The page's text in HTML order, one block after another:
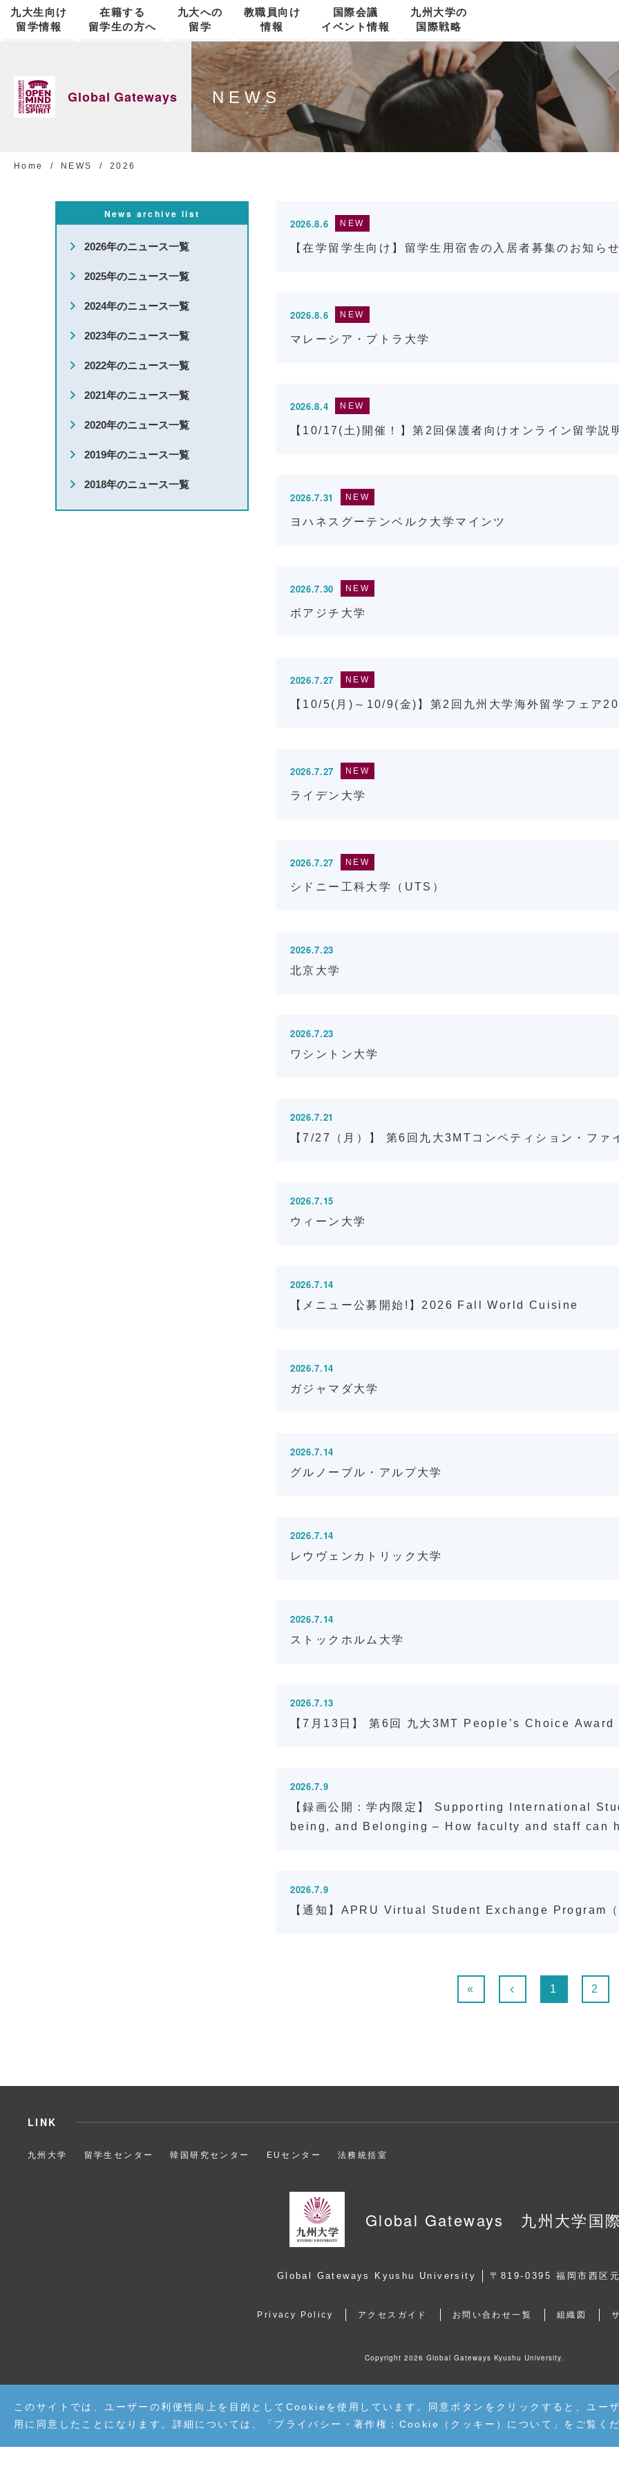
九大生向け
留学情報
留学ガイド・留学フェア
短期留学
危機管理
ジョイント・ディグリープログラム 海外大学院進学
在籍する
留学生の方へ
日本語教育
ビザ・在留資格
就職
学生団体
九大への
留学
学位課程への留学
短期留学
教職員向け
情報
研究資金情報
職員研修
新規採用外国人教員向け総合ガイド
国際会議
イベント情報
Kyushu-Illinois Strategic Partnership
Colloquia Series
SNU-KYUSHU JOINT SYMPOSIUM
VISION EXPO
九州大学の
国際戦略
Senior Management Team
国際協力
文部科学省「スーパーグローバル大学創生支
援事業」
Global Gateways NEWS
Home NEWS 2026
News archive list
2026年のニュース一覧
2025年のニュース一覧
2024年のニュース一覧
2023年のニュース一覧
2022年のニュース一覧
2021年のニュース一覧
2020年のニュース一覧
2019年のニュース一覧
2018年のニュース一覧
2026.8.6 NEW
【在学留学生向け】留学生用宿舎の入居者募集のお知らせ
2026.8.6 NEW
マレーシア・プトラ大学
2026.8.4 NEW
【10/17(土)開催！】第2回保護者向けオンライン留学説
2026.7.31 NEW
ヨハネスグーテンベルク大学マインツ
2026.7.30 NEW
ボアジチ大学
2026.7.27 NEW
【10/5(月)～10/9(金)】第2回九州大学海外留学フェア
2026.7.27 NEW
ライデン大学
2026.7.27 NEW
シドニー工科大学（UTS）
2026.7.23
北京大学
2026.7.23
ワシントン大学
2026.7.21
【7/27（月）】 第6回九大3MTコンペティション・ファ
2026.7.15
ウィーン大学
2026.7.14
【メニュー公募開始!】2026 Fall World Cuisine
2026.7.14
ガジャマダ大学
2026.7.14
グルノーブル・アルプ大学
2026.7.14
レウヴェンカトリック大学
2026.7.14
ストックホルム大学
2026.7.13
【7月13日】 第6回 九大3MT People’s Choice Award
2026.7.9
【録画公開：学内限定】 Supporting International
being, and Belonging – How faculty and staff can
2026.7.9
【通知】APRU Virtual Student Exchange Program（
« 1 2
LINK
九州大学 留学生センター 韓国研究センター EUセンター 法務統括室
Global Gateways 九州大学国
Global Gateways Kyushu University 〒819-0395 福岡市西区
Privacy Policy アクセスガイド お問い合わせ一覧 組織図
Copyright 2026 Global Gateways Kyushu University.
このサイトでは、ユーザーの利便性向上を目的としてCookieを使用しています。同意ボタンをクリックすると、ユー
用に同意したことになります。詳細については、「 プライバシー・著作権：Cookie（クッキー）について 」をご覧く